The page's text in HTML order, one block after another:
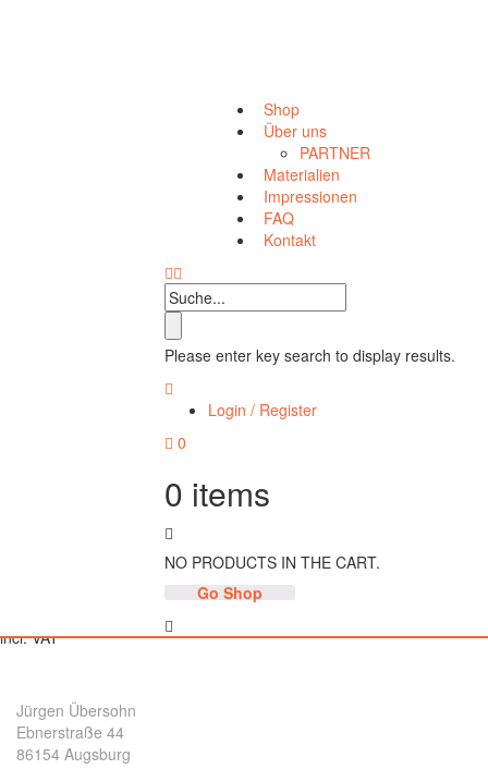
Shop
Über uns
PARTNER
Materialien
Impressionen
FAQ
Kontakt
Please enter key search to display results.
Login / Register
0
0 items
NO PRODUCTS IN THE CART.
Go Shop
Products tagged “Betontisch beleuchtet”
incl. VAT
Jürgen Übersohn
Ebnerstraße 44
86154 Augsburg